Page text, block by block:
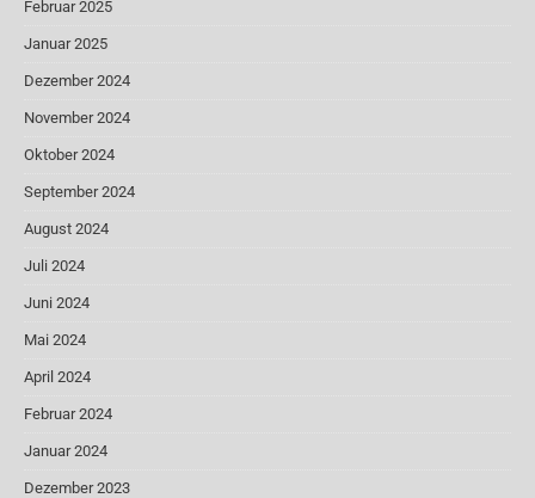
Februar 2025
Januar 2025
Dezember 2024
November 2024
Oktober 2024
September 2024
August 2024
Juli 2024
Juni 2024
Mai 2024
April 2024
Februar 2024
Januar 2024
Dezember 2023